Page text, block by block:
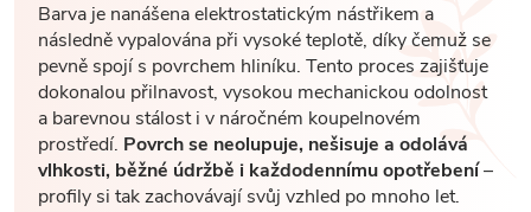
Barva je nanášena elektrostatickým nástřikem a
následně vypalována při vysoké teplotě, díky čemuž se
pevně spojí s povrchem hliníku. Tento proces zajišťuje
dokonalou přilnavost, vysokou mechanickou odolnost
a barevnou stálost i v náročném koupelnovém
prostředí. Povrch se neolupuje, nešisuje a odolává
vlhkosti, běžné údržbě i každodennímu opotřebení–
profily si tak zachovávají svůj vzhled po mnoho let.